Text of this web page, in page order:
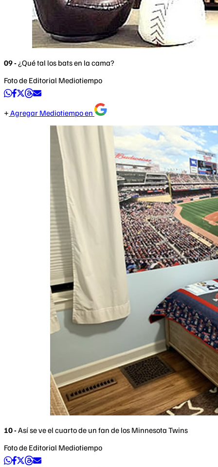
09 -¿Qué tal los bats en la cama?
Foto de Editorial Mediotiempo
Agregar Mediotiempo en
10 -Así se ve el cuarto de un fan de los Minnesota Twins
Foto de Editorial Mediotiempo